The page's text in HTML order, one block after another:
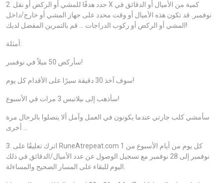
2. حدد هدفًا للمشي أو الركض أو نقل X كمية من الأميال أو الدقائق في
نوفمبر. قد تكون هذه الأميال أو وقت محدد على جهاز المشي أو خارج/داخل
المشي أو الركض أو ركوب الدراجات … قم بالتمرين المفضل لديك!
أمثلة:
سأركض 50 ميلاً في نوفمبر!
سوف آخذ 30 دقيقة سيرًا على الأقدام كل يوم!
سأذهب إلى بيلاتيس 3 مرات في الأسبوع!
سأمشي كلب جارتي عندما يكونون في العمل وآمل ألا يتصلوا بالرجال مرة
3. اترك تعليقًا على RuneAtrepeat.com كل يوم من أيام الأسبوع من 1
نوفمبر إلى 28 نوفمبر مع تسجيل الوصول عن عدد الأميال/الدقائق في ذلك